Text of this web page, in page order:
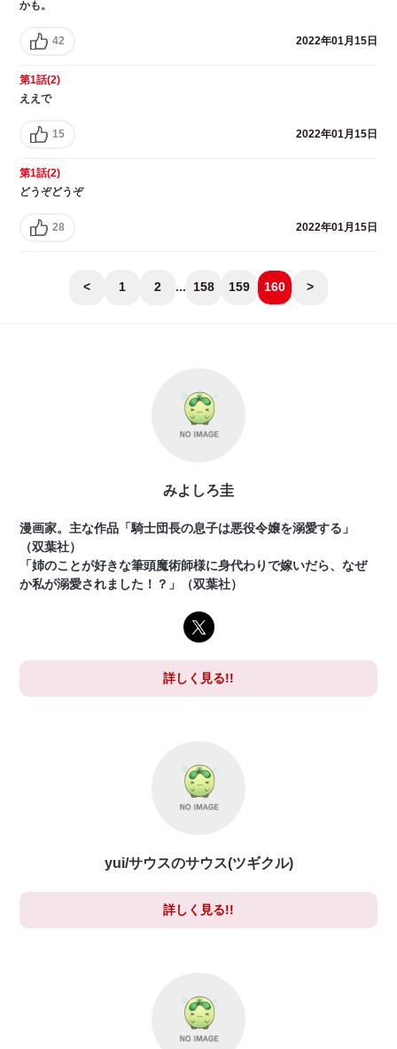
かも。
42 2022年01月15日
第1話(2)
ええで
15 2022年01月15日
第1話(2)
どうぞどうぞ
28 2022年01月15日
< 1 2 ... 158 159 160 >
みよしろ圭
漫画家。主な作品「騎士団長の息子は悪役令嬢を溺愛する」
（双葉社）
「姉のことが好きな筆頭魔術師様に身代わりで嫁いだら、なぜ
か私が溺愛されました！？」（双葉社）
詳しく見る!!
yui/サウスのサウス(ツギクル)
詳しく見る!!